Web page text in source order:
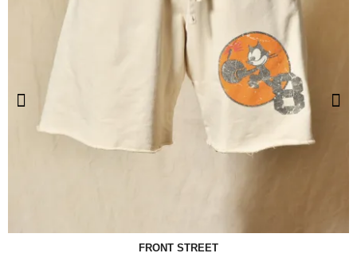
FRONT STREET